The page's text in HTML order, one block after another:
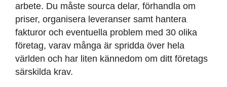
arbete. Du måste sourca delar, förhandla om
priser, organisera leveranser samt hantera
fakturor och eventuella problem med 30 olika
företag, varav många är spridda över hela
världen och har liten kännedom om ditt företags
särskilda krav.